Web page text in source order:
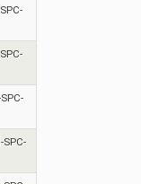
SPC-